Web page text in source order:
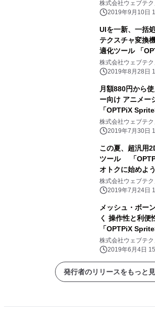
オンラインスト
株式会社ウェブテク
2019年9月10日
UIを一新、一括
テクスチャ変換
適化ツール 「
8」を発売
株式会社ウェブテク
2019年8月28日
月額880円から
ー向け アニメー
「OPTPiX
をリリース
株式会社ウェブテク
2019年7月30日
この夏、超汎用
ツール 「
オトクに始めよ
記念10％OFFキ
株式会社ウェブテク
2019年7月24日
メッシュ・ボー
く 操作性と利便
「OPTPiX
リリース
株式会社ウェブテク
2019年6月4日
発行者のリリースをもっと